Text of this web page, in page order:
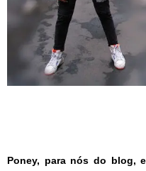
Poney, para nós do blog,